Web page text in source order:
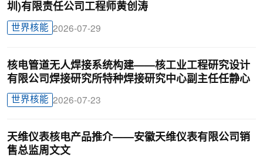
圳)有限责任公司工程师黄创涛
世界核能 2026-07-29
核电管道无人焊接系统构建——核工业工程研究设计
有限公司焊接研究所特种焊接研究中心副主任任静心
世界核能 2026-07-23
天维仪表核电产品推介——安徽天维仪表有限公司销
售总监周文文